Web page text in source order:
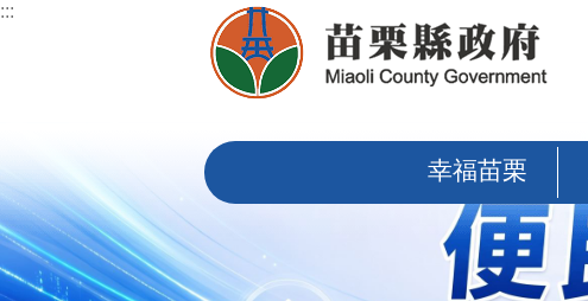
跳到主要內容區塊
:::
幸福苗栗